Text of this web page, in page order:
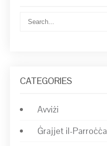
CATEGORIES
Avviżi
Ġrajjet il-Parroċċa